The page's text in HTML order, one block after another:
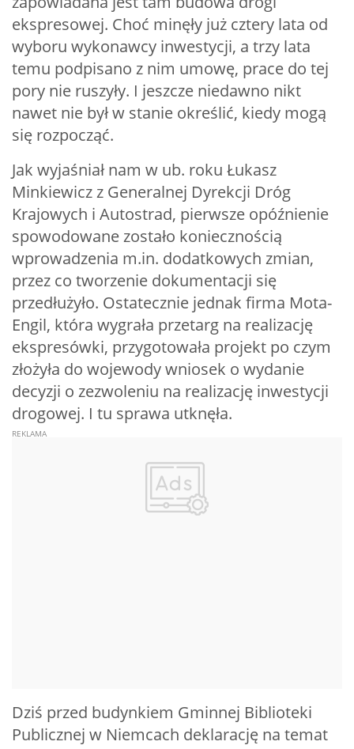
ekspresowej. Choć minęły już cztery lata od
wyboru wykonawcy inwestycji, a trzy lata
temu podpisano z nim umowę, prace do tej
pory nie ruszyły. I jeszcze niedawno nikt
nawet nie był w stanie określić, kiedy mogą
się rozpocząć.
Jak wyjaśniał nam w ub. roku Łukasz
Minkiewicz z Generalnej Dyrekcji Dróg
Krajowych i Autostrad, pierwsze opóźnienie
spowodowane zostało koniecznością
wprowadzenia m.in. dodatkowych zmian,
przez co tworzenie dokumentacji się
przedłużyło. Ostatecznie jednak firma Mota-
Engil, która wygrała przetarg na realizację
ekspresówki, przygotowała projekt po czym
złożyła do wojewody wniosek o wydanie
decyzji o zezwoleniu na realizację inwestycji
drogowej. I tu sprawa utknęła.
Dziś przed budynkiem Gminnej Biblioteki
Publicznej w Niemcach deklarację na temat